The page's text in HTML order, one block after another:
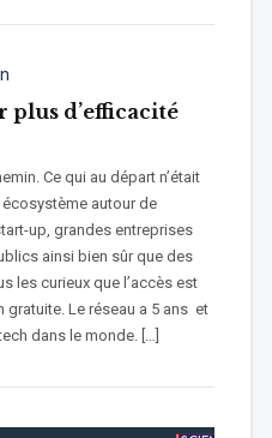
plus d’efficacité
Ce qui au départ n’était
autour de
up, grandes entreprises
ainsi bien sûr que des
les curieux que l’accès est
gratuite. Le réseau a 5 ans et
dans le monde. […]